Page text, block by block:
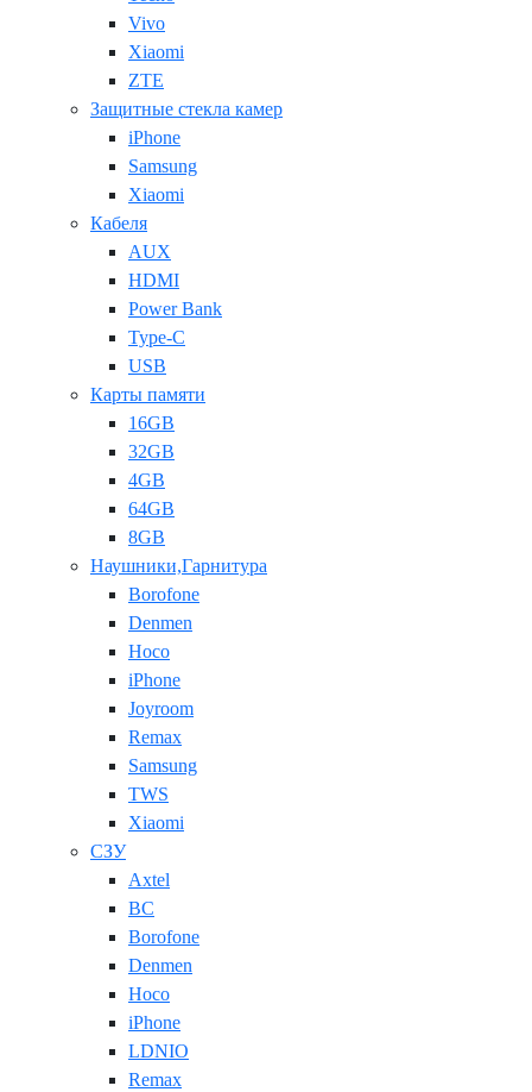
Vivo
Xiaomi
ZTE
Защитные стекла камер
iPhone
Samsung
Xiaomi
Кабеля
AUX
HDMI
Power Bank
Type-C
USB
Карты памяти
16GB
32GB
4GB
64GB
8GB
Наушники,Гарнитура
Borofone
Denmen
Hoco
iPhone
Joyroom
Remax
Samsung
TWS
Xiaomi
СЗУ
Axtel
BC
Borofone
Denmen
Hoco
iPhone
LDNIO
Remax